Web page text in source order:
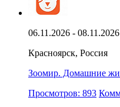
06.11.2026 - 08.11.2026
Красноярск, Россия
Зоомир. Домашние
Просмотров: 893